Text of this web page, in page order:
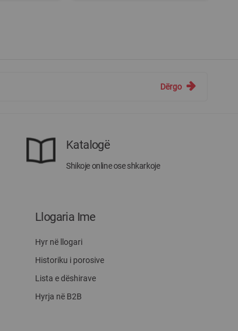
Dërgo
Katalogë
Shikoje online ose shkarkoje
Llogaria Ime
Hyr në llogari
Historiku i porosive
Lista e dëshirave
Hyrja në B2B